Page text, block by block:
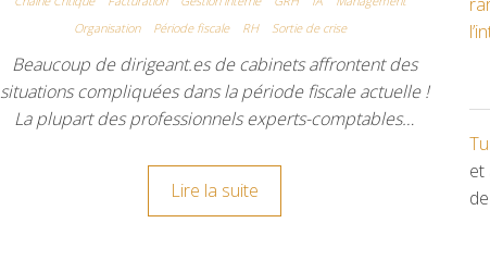
Organisation
Période fiscale RH Sortie de crise
Beaucoup de dirigeant.es de cabinets affrontent des
situations compliquées dans la période fiscale actuelle !
La plupart des professionnels experts-comptables…
Lire la suite
et